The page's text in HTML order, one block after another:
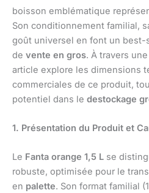
boisson emblématique
Son conditionnement familial,
goût universel en font un best-
de vente en gros. À travers
article explore les dimensions
commerciales de ce produit,
potentiel dans le destockage
1. Présentation du Produit et
Le Fanta orange 1,5 L se
robuste, optimisée pour le
en palette. Son format familial